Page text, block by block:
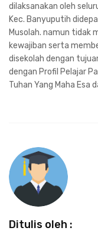
dilaksanakan oleh
Kec. Banyuputih
Musolah. namun tidak
kewajiban serta
disekolah dengan
dengan Profil Pelajar
Tuhan Yang Maha Esa
Ditulis oleh :